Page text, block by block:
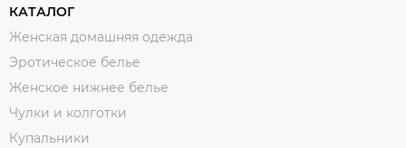
КАТАЛОГ
Женская домашняя одежда
Эротическое белье
Женское нижнее белье
Чулки и колготки
Купальники